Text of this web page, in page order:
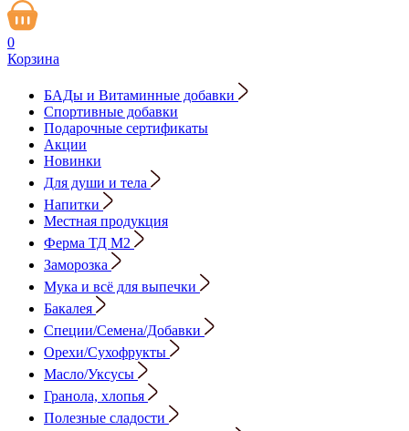
0
Корзина
БАДы и Витаминные добавки
Спортивные добавки
Подарочные сертификаты
Акции
Новинки
Для души и тела
Напитки
Местная продукция
Ферма ТД М2
Заморозка
Мука и всё для выпечки
Бакалея
Специи/Семена/Добавки
Орехи/Сухофрукты
Масло/Уксусы
Гранола, хлопья
Полезные сладости